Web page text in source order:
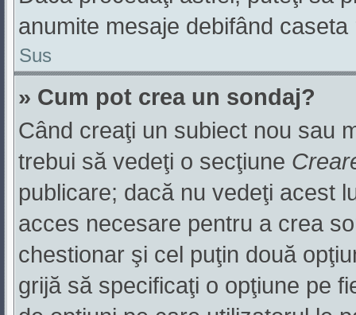
anumite mesaje debifând
Sus
» Cum pot crea un sondaj?
Când creaţi un subiect nou sau
trebui să vedeţi o secţiune
publicare; dacă nu vedeţi acest
acces necesare pentru a crea
chestionar şi cel puţin două
grijă să specificaţi o opţiune pe